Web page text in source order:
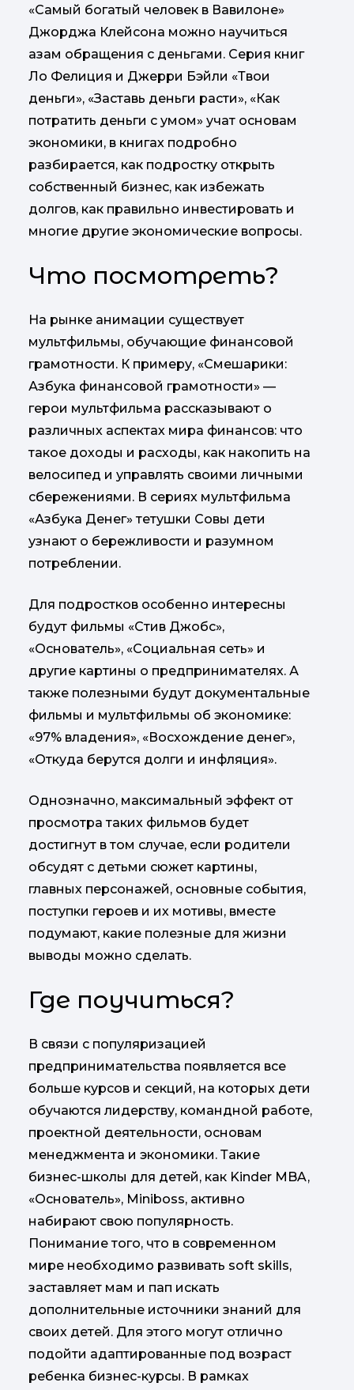
«Самый богатый человек в Вавилоне»
Джорджа Клейсона можно научиться
азам обращения с деньгами. Серия книг
Ло Фелиция и Джерри Бэйли «Твои
деньги», «Заставь деньги расти», «Как
потратить деньги с умом» учат основам
экономики, в книгах подробно
разбирается, как подростку открыть
собственный бизнес, как избежать
долгов, как правильно инвестировать и
многие другие экономические вопросы.
Что посмотреть?
На рынке анимации существует
мультфильмы, обучающие финансовой
грамотности. К примеру, «Смешарики:
Азбука финансовой грамотности» —
герои мультфильма рассказывают о
различных аспектах мира финансов: что
такое доходы и расходы, как накопить на
велосипед и управлять своими личными
сбережениями. В сериях мультфильма
«Азбука Денег» тетушки Совы дети
узнают о бережливости и разумном
потреблении.
Для подростков особенно интересны
будут фильмы «Стив Джобс»,
«Основатель», «Социальная сеть» и
другие картины о предпринимателях. А
также полезными будут документальные
фильмы и мультфильмы об экономике:
«97% владения», «Восхождение денег»,
«Откуда берутся долги и инфляция».
Однозначно, максимальный эффект от
просмотра таких фильмов будет
достигнут в том случае, если родители
обсудят с детьми сюжет картины,
главных персонажей, основные события,
поступки героев и их мотивы, вместе
подумают, какие полезные для жизни
выводы можно сделать.
Где поучиться?
В связи с популяризацией
предпринимательства появляется все
больше курсов и секций, на которых дети
обучаются лидерству, командной работе,
проектной деятельности, основам
менеджмента и экономики. Такие
бизнес-школы для детей, как Kinder MBA,
«Основатель», Miniboss, активно
набирают свою популярность.
Понимание того, что в современном
мире необходимо развивать soft skills,
заставляет мам и пап искать
дополнительные источники знаний для
своих детей. Для этого могут отлично
подойти адаптированные под возраст
ребенка бизнес-курсы. В рамках